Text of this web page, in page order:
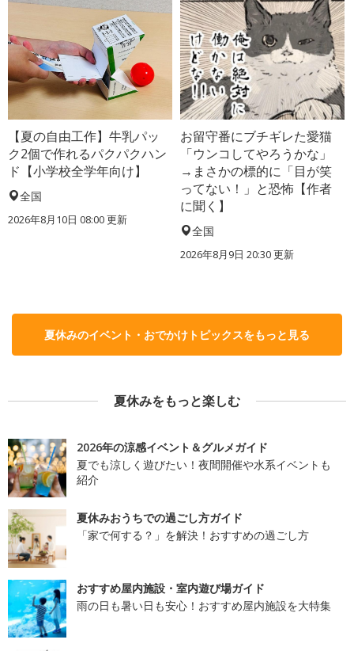
【夏の自由工作】牛乳パッ
ク2個で作れるパクパクハン
ド【小学校全学年向け】
全国
2026年8月10日 08:00更新
お留守番にブチギレた愛猫
「ウンコしてやろうかな」
→まさかの標的に「目が笑
ってない！」と恐怖【作者
に聞く】
全国
2026年8月9日 20:30更新
夏休みのイベント・おでかけトピックスをもっと見る
夏休みをもっと楽しむ
2026年の涼感イベント＆グルメガイド
夏でも涼しく遊びたい！夜間開催や水系イベントも
紹介
夏休みおうちでの過ごし方ガイド
「家で何する？」を解決！おすすめの過ごし方
おすすめ屋内施設・室内遊び場ガイド
雨の日も暑い日も安心！おすすめ屋内施設を大特集